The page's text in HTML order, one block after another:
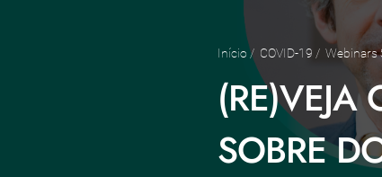
Início / COVID-19 / Webinars
SOBRE